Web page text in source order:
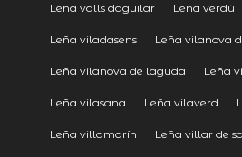
Leña valls daguilar Leña verdú
Leña viladasens Leña vilanova
Leña vilanova de laguda Leña
Leña vilasana Leña vilaverd
Leña villamarín Leña villar de